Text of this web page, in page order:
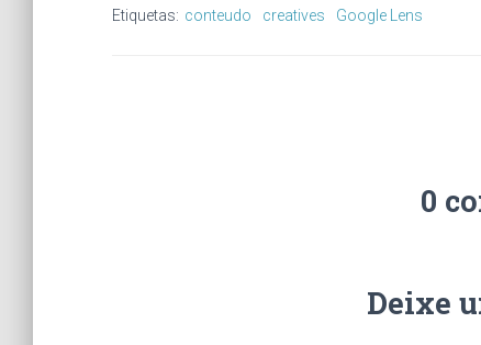
Etiquetas: conteudo creatives Google Lens
0
Deixe